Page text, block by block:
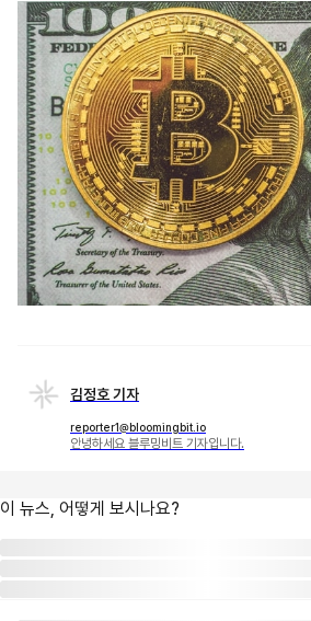
김정호 기자
reporter1@bloomingbit.io
안녕하세요 블루밍비트 기자입니다.
이 뉴스, 어떻게 보시나요?